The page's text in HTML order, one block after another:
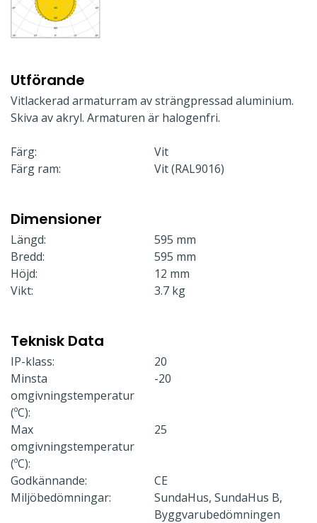
Utförande
Vitlackerad armaturram av strängpressad aluminium.
Skiva av akryl. Armaturen är halogenfri.
Färg:
Vit
Färg ram:
Vit (RAL9016)
Dimensioner
Längd:
595 mm
Bredd:
595 mm
Höjd:
12 mm
Vikt:
3.7 kg
Teknisk Data
IP-klass:
20
Minsta
omgivningstemperatur
(ºC):
-20
Max
omgivningstemperatur
(ºC):
25
Godkännande:
CE
Miljöbedömningar:
SundaHus, SundaHus B,
Byggvarubedömningen